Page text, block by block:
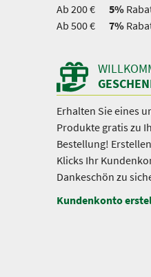
Ab 200 €
5%
Ab 500 €
7%
Erhalten Sie eines
Produkte gratis zu
Bestellung!
Klicks Ihr
Dankeschön zu
Kundenkonto